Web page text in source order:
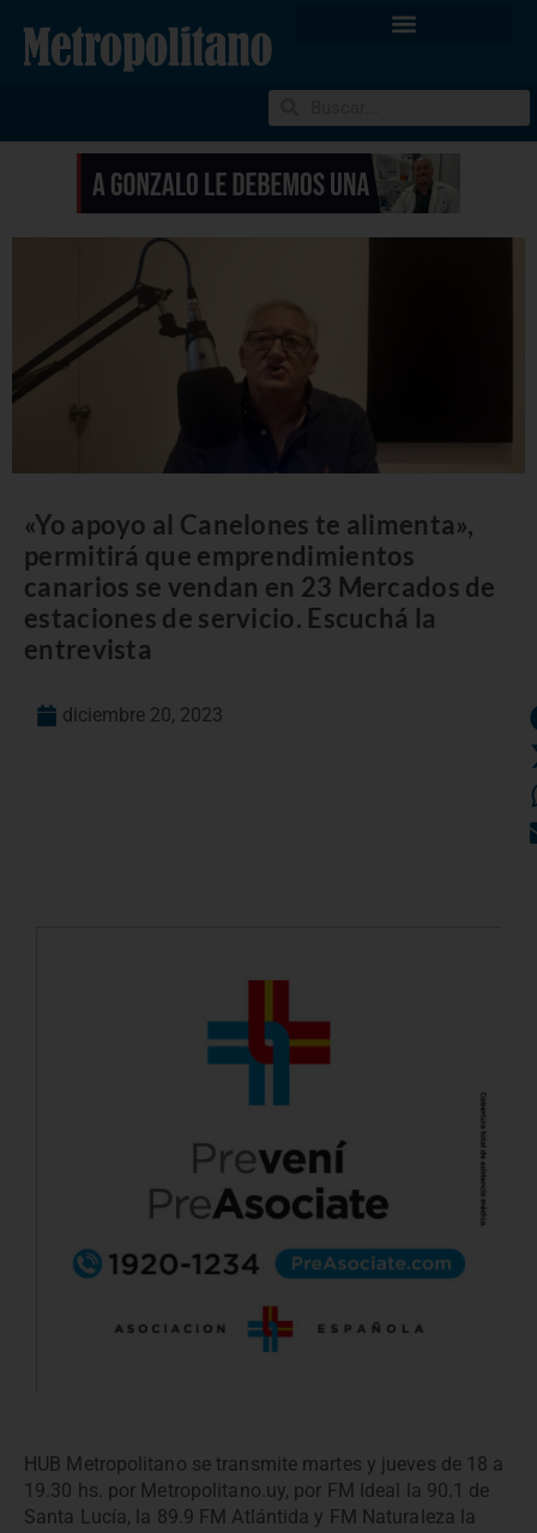
«Yo apoyo al Canelones te alimenta»,
permitirá que emprendimientos
canarios se vendan en 23 Mercados de
estaciones de servicio. Escuchá la
entrevista
diciembre 20, 2023
HUB Metropolitano se transmite martes y jueves de 18 a
19.30 hs. por Metropolitano.uy, por FM Ideal la 90.1 de
Santa Lucía, la 89.9 FM Atlántida y FM Naturaleza la